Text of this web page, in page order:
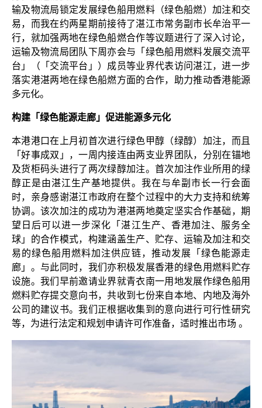
输及物流局锁定发展绿色船用燃料（绿色船燃）加注和交
易，而我在约两星期前接待了湛江市常务副市长牟治平一
行，就加强两地在绿色船燃合作等议题进行了深入讨论，
运输及物流局团队下周亦会与「绿色船用燃料发展交流平
台」（「交流平台」）成员等业界代表访问湛江，进一步
落实港湛两地在绿色船燃方面的合作，助力推动香港能源
多元化。
构建「绿色能源走廊」促进能源多元化
本港港口在上月初首次进行绿色甲醇（绿醇）加注，而且
「好事成双」，一周内接连由两支业界团队，分别在锚地
及货柜码头进行了两次绿醇加注。首次加注作业所用的绿
醇正是由湛江生产基地提供。我在与牟副市长一行会面
时，亲身感谢湛江市政府在整个过程中的大力支持和统筹
协调。该次加注的成功为港湛两地奠定坚实合作基础，期
望日后可以进一步深化「湛江生产、香港加注、服务全
球」的合作模式，构建涵盖生产、贮存、运输及加注和交
易的绿色船用燃料加注供应链，推动发展「绿色能源走
廊」。与此同时，我们亦积极发展香港的绿色用燃料贮存
设施。我们早前邀请业界就青衣南一用地发展作绿色船用
燃料贮存提交意向书，共收到七份来自本地、内地及海外
公司的建议书。我们正根据收集到的意向进行可行性研究
等，为进行法定和规划申请许可作准备，适时推出市场 。